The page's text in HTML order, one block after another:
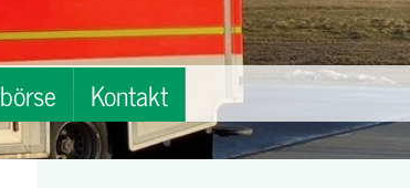
Kontakt